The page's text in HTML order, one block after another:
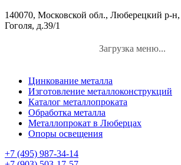
140070, Московской обл., Люберецкий р-
Гоголя, д.39/1
Загрузка меню...
Цинкование металла
Изготовление металлоконструкций
Каталог металлопроката
Обработка металла
Металлопрокат в Люберцах
Опоры освещения
+7 (495) 987-34-14